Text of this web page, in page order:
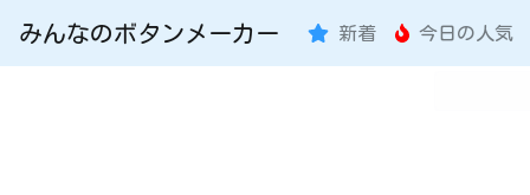
みんなのボタンメーカー 新着 今日の人気